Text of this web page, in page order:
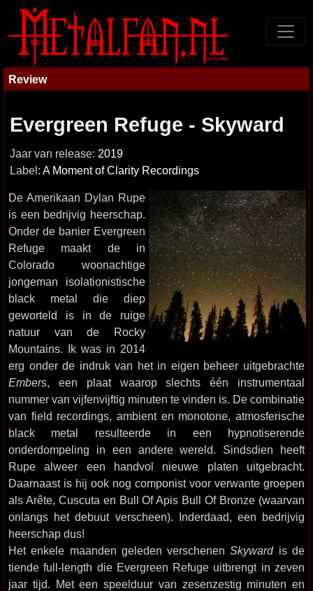
Review
Evergreen Refuge - Skyward
Jaar van release: 2019
Label: A Moment of Clarity Recordings
De Amerikaan Dylan Rupe
is een bedrijvig heerschap.
Onder de banier Evergreen
Refuge maakt de in
Colorado woonachtige
jongeman isolationistische
black metal die diep
geworteld is in de ruige
natuur van de Rocky
Mountains. Ik was in 2014
erg onder de indruk van het in eigen beheer uitgebrachte
Embers, een plaat waarop slechts één instrumentaal
nummer van vijfenvijftig minuten te vinden is. De combinatie
van field recordings, ambient en monotone, atmosferische
black metal resulteerde in een hypnotiserende
onderdompeling in een andere wereld. Sindsdien heeft
Rupe alweer een handvol nieuwe platen uitgebracht.
Daarnaast is hij ook nog componist voor verwante groepen
als Arête, Cuscuta en Bull Of Apis Bull Of Bronze (waarvan
onlangs het debuut verscheen). Inderdaad, een bedrijvig
heerschap dus!
Het enkele maanden geleden verschenenSkywardis de
tiende full-length die Evergreen Refuge uitbrengt in zeven
jaar tijd. Met een speelduur van zesenzestig minuten en